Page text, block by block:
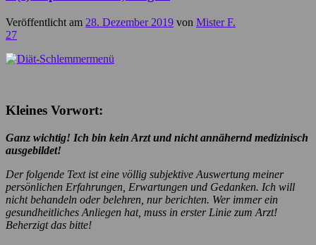
Veröffentlicht am 28. Dezember 2019 von Mister F.
27
Kleines Vorwort:
Ganz wichtig! Ich bin kein Arzt und nicht annähernd medizinisch
ausgebildet!
Der folgende Text ist eine völlig subjektive Auswertung meiner
persönlichen Erfahrungen, Erwartungen und Gedanken. Ich will
nicht behandeln oder belehren, nur berichten. Wer immer ein
gesundheitliches Anliegen hat, muss in erster Linie zum Arzt!
Beherzigt das bitte!